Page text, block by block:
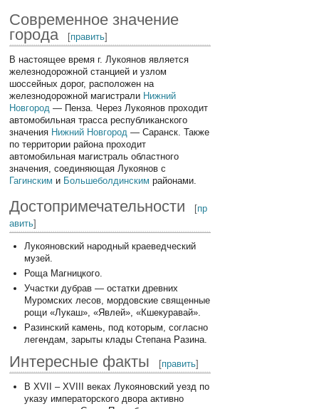
Современное значение
города
[править]
В настоящее время г. Лукоянов является
железнодорожной станцией и узлом
шоссейных дорог, расположен на
железнодорожной магистрали Нижний
Новгород — Пенза. Через Лукоянов проходит
автомобильная трасса республиканского
значения Нижний Новгород — Саранск. Также
по территории района проходит
автомобильная магистраль областного
значения, соединяющая Лукоянов с
Гагинским и Большеболдинским районами.
Достопримечательности [пр
авить]
Лукояновский народный краеведческий
музей.
Роща Магницкого.
Участки дубрав — остатки древних
Муромских лесов, мордовские священные
рощи «Лукаш», «Явлей», «Кшекуравай».
Разинский камень, под которым, согласно
легендам, зарыты клады Степана Разина.
Интересные факты [править]
В XVII – XVIII веках Лукояновский уезд по
указу императорского двора активно